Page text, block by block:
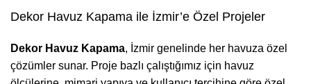
Dekor Havuz Kapama ile İzmir’e Özel Projeler
Dekor Havuz Kapama, İzmir genelinde her havuza özel
çözümler sunar. Proje bazlı çalıştığımız için havuz